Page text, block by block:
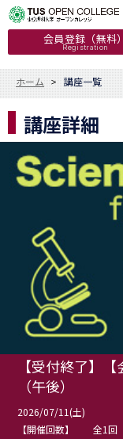
会員登録（無料）
Registration
ホーム 講座一覧
講座詳細
【受付終了】
（午後）
2026/07/11(土)
【開催回数】
全1回